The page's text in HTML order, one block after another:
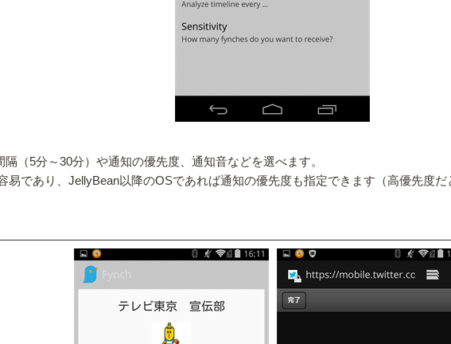
（5分～30分）や通知の優先度、通知音などを選べます。
易であり、JellyBean以降のOSであれば通知の優先度も指定できます（高優先度だ